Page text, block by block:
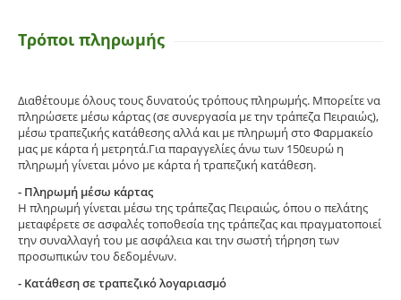
Τρόποι πληρωμής
Διαθέτουμε όλους τους δυνατούς τρόπους πληρωμής. Μπορείτε να
πληρώσετε μέσω κάρτας (σε συνεργασία με την τράπεζα Πειραιώς),
μέσω τραπεζικής κατάθεσης αλλά και με πληρωμή στο Φαρμακείο
μας με κάρτα ή μετρητά.Για παραγγελίες άνω των 150ευρώ η
πληρωμή γίνεται μόνο με κάρτα ή τραπεζική κατάθεση.
- Πληρωμή μέσω κάρτας
Η πληρωμή γίνεται μέσω της τράπεζας Πειραιώς, όπου ο πελάτης
μεταφέρετε σε ασφαλές τοποθεσία της τράπεζας και πραγματοποιεί
την συναλλαγή του με ασφάλεια και την σωστή τήρηση των
προσωπικών του δεδομένων.
- Κατάθεση σε τραπεζικό λογαριασμό